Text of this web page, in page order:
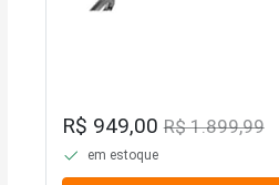
R$ 949,00R$ 1.899,99
em estoque